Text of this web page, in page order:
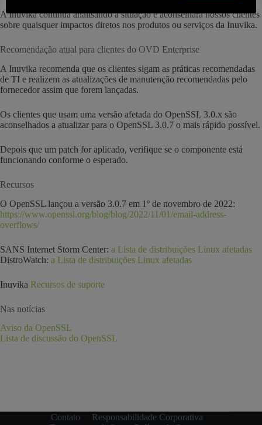
A Inuvika continua analisando a situação e aconselhará nossos clientes
sobre quaisquer impactos diretos nos produtos ou serviços da Inuvika.
Recomendação atual para clientes do OVD Enterprise
A Inuvika recomenda que os clientes sigam as práticas recomendadas
de TI e realizem as atualizações de manutenção recomendadas pelo
fornecedor assim que forem lançadas.
Os clientes que usam uma versão afetada do OpenSSL 3.0.x são
aconselhados a atualizar para o OpenSSL 3.0.7 o mais rápido possível.
Depois que um patch for aplicado, verifique se o componente está
funcionando conforme o esperado.
Recursos
O OpenSSL lançou a versão 3.0.7 em 1º de novembro de 2022:
https://www.openssl.org/blog/blog/2022/11/01/email-address-
overflows/
SANS Internet Storm Center: a Lista de distribuições Linux afetadas
DistroWatch: a Lista de distribuições Linux afetadas
Inuvika Recursos de suporte
Nas notícias
Aviso da OpenSSL
Lista de discussão do OpenSSL
Contato
Responsabilidade Corporativa